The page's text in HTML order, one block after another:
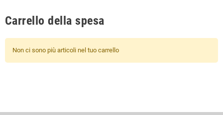
Carrello della spesa
Non ci sono più articoli nel tuo carrello